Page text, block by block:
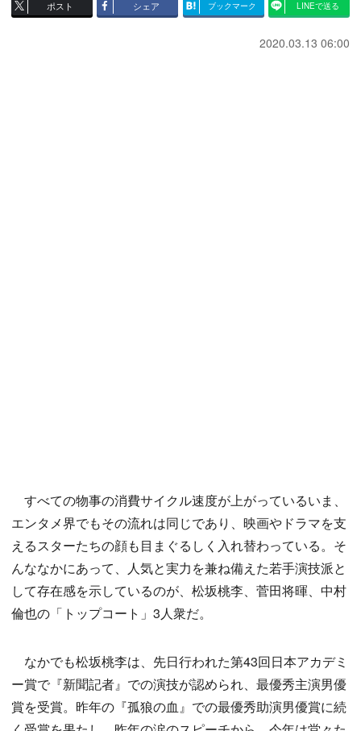
ポスト シェア ブックマーク LINEで送る
2020.03.13 06:00
すべての物事の消費サイクル速度が上がっているいま、
エンタメ界でもその流れは同じであり、映画やドラマを支
えるスターたちの顔も目まぐるしく入れ替わっている。そ
んななかにあって、人気と実力を兼ね備えた若手演技派と
して存在感を示しているのが、松坂桃李、菅田将暉、中村
倫也の「トップコート」3人衆だ。
なかでも松坂桃李は、先日行われた第43回日本アカデミ
ー賞で『新聞記者』での演技が認められ、最優秀主演男優
賞を受賞。昨年の『孤狼の血』での最優秀助演男優賞に続